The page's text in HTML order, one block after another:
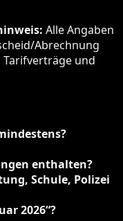
Alle Angaben
Abrechnung
Tarifverträge und
enthalten?
Schule, Polizei
2026“?